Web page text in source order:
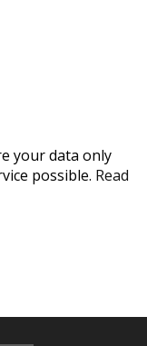
your data only
possible. Read